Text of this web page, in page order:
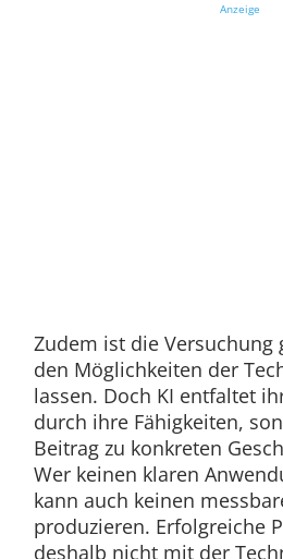
Anzeige
Zudem ist die Versuchung
den Möglichkeiten der
lassen. Doch KI entfaltet
durch ihre Fähigkeiten,
Beitrag zu konkreten
Wer keinen klaren
kann auch keinen
produzieren. Erfolgreiche
deshalb nicht mit der